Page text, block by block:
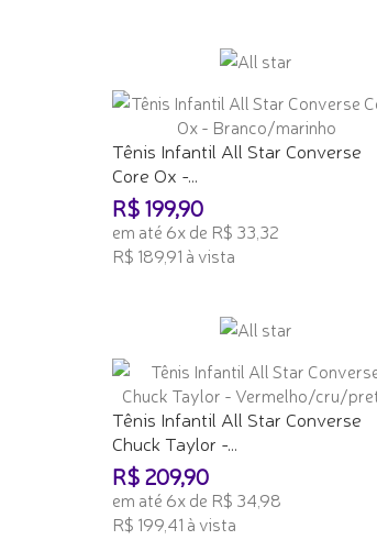
Tênis Infantil All Star Converse
Core Ox -...
R$ 199,90
em até 6x de R$ 33,32
R$ 189,91 à vista
Tênis Infantil All Star Converse
Chuck Taylor -...
R$ 209,90
em até 6x de R$ 34,98
R$ 199,41 à vista